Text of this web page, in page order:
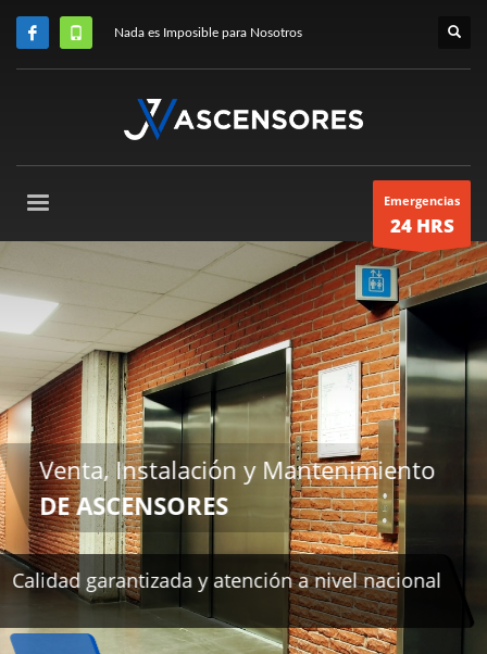
Nada es Imposible para Nosotros
Emergencias
24 HRS